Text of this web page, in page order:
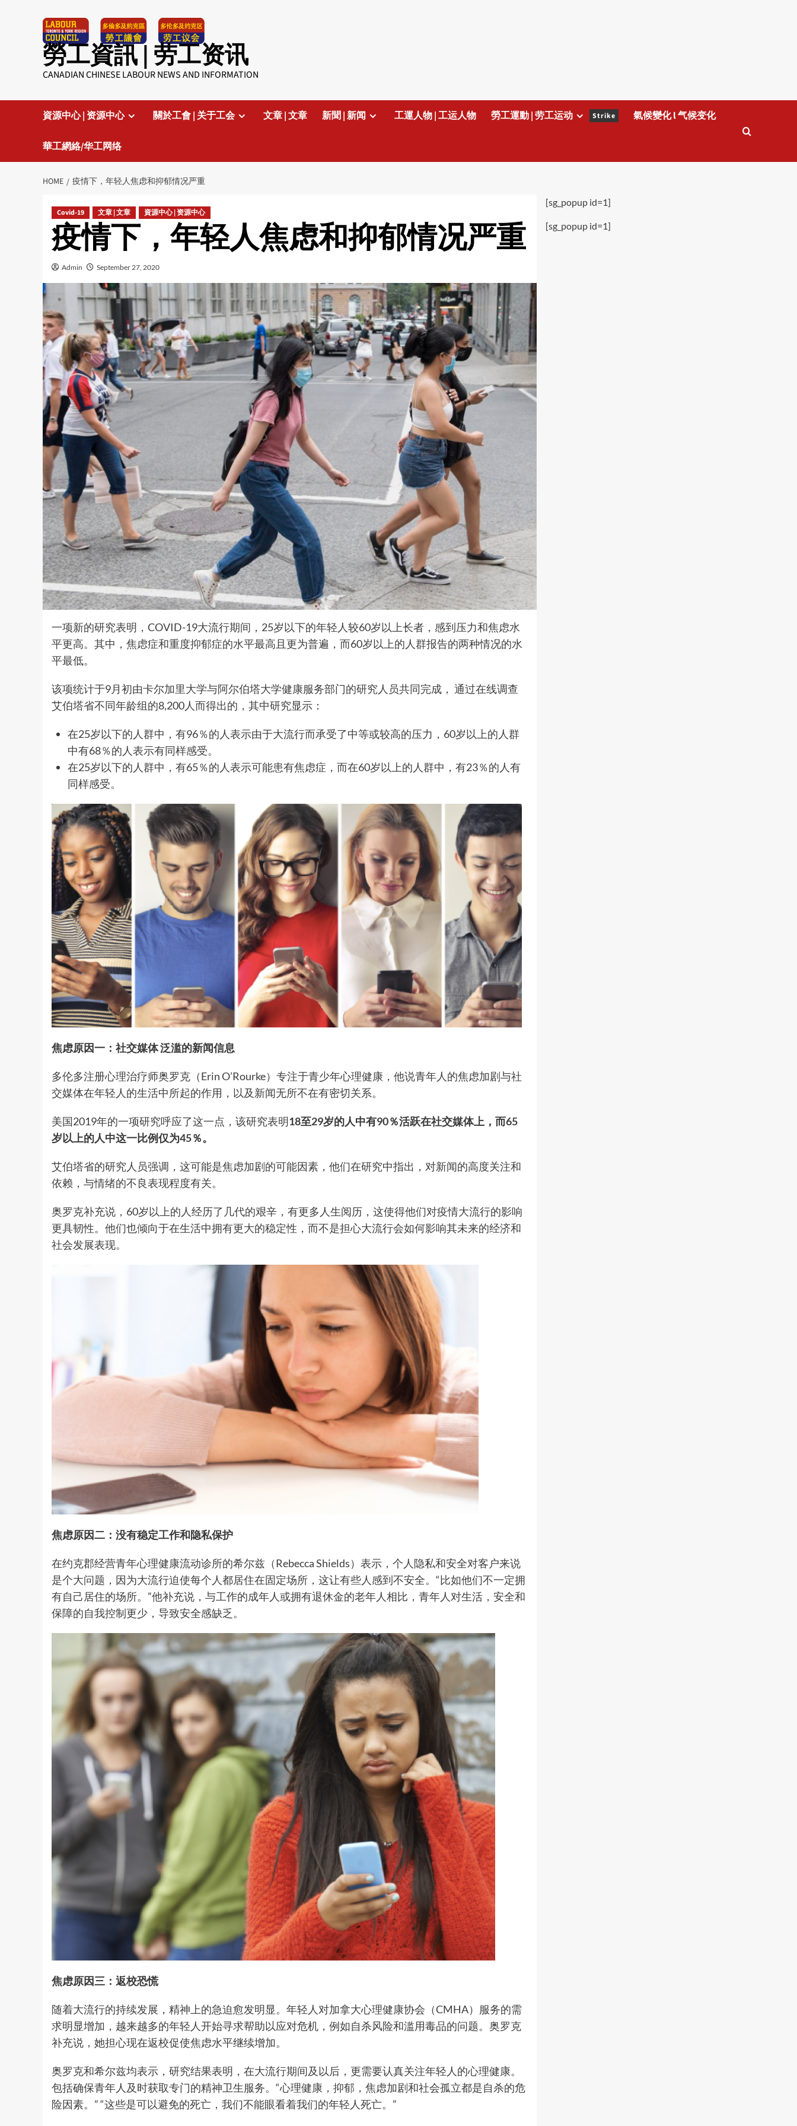
勞工資訊 | 劳工资讯
CANADIAN CHINESE LABOUR NEWS AND INFORMATION
資源中心 | 资源中心 關於工會 | 关于工会 文章 | 文章 新聞 | 新闻 工運人物 | 工运人物 勞工運動 | 劳工运动 Strike 氣候變化 l 气候变化
華工網絡/华工网络
HOME 疫情下，年轻人焦虑和抑郁情况严重
Covid-19 文章 | 文章 資源中心 | 资源中心
疫情下，年轻人焦虑和抑郁情况严重
Admin September 27, 2020
一项新的研究表明，COVID-19大流行期间，25岁以下的年轻人较60岁以上长者，感到压力和焦虑水
平更高。其中，焦虑症和重度抑郁症的水平最高且更为普遍，而60岁以上的人群报告的两种情况的水
平最低。
该项统计于9月初由卡尔加里大学与阿尔伯塔大学健康服务部门的研究人员共同完成， 通过在线调查
艾伯塔省不同年龄组的8,200人而得出的，其中研究显示：
在25岁以下的人群中，有96％的人表示由于大流行而承受了中等或较高的压力，60岁以上的人群
中有68％的人表示有同样感受。
在25岁以下的人群中，有65％的人表示可能患有焦虑症，而在60岁以上的人群中，有23％的人有
同样感受。
焦虑原因一：社交媒体 泛滥的新闻信息
多伦多注册心理治疗师奥罗克（Erin O’Rourke）专注于青少年心理健康，他说青年人的焦虑加剧与社
交媒体在年轻人的生活中所起的作用，以及新闻无所不在有密切关系。
美国2019年的一项研究呼应了这一点，该研究表明18至29岁的人中有90％活跃在社交媒体上，而65
岁以上的人中这一比例仅为45％。
艾伯塔省的研究人员强调，这可能是焦虑加剧的可能因素，他们在研究中指出，对新闻的高度关注和
依赖，与情绪的不良表现程度有关。
奥罗克补充说，60岁以上的人经历了几代的艰辛，有更多人生阅历，这使得他们对疫情大流行的影响
更具韧性。他们也倾向于在生活中拥有更大的稳定性，而不是担心大流行会如何影响其未来的经济和
社会发展表现。
焦虑原因二：没有稳定工作和隐私保护
在约克郡经营青年心理健康流动诊所的希尔兹（Rebecca Shields）表示，个人隐私和安全对客户来说
是个大问题，因为大流行迫使每个人都居住在固定场所，这让有些人感到不安全。“比如他们不一定拥
有自己居住的场所。”他补充说，与工作的成年人或拥有退休金的老年人相比，青年人对生活，安全和
保障的自我控制更少，导致安全感缺乏。
焦虑原因三：返校恐慌
随着大流行的持续发展，精神上的急迫愈发明显。年轻人对加拿大心理健康协会（CMHA）服务的需
求明显增加，越来越多的年轻人开始寻求帮助以应对危机，例如自杀风险和滥用毒品的问题。奥罗克
补充说，她担心现在返校促使焦虑水平继续增加。
奥罗克和希尔兹均表示，研究结果表明，在大流行期间及以后，更需要认真关注年轻人的心理健康。
包括确保青年人及时获取专门的精神卫生服务。“心理健康，抑郁，焦虑加剧和社会孤立都是自杀的危
险因素。” “这些是可以避免的死亡，我们不能眼看着我们的年轻人死亡。”
[sg_popup id=1]
[sg_popup id=1]